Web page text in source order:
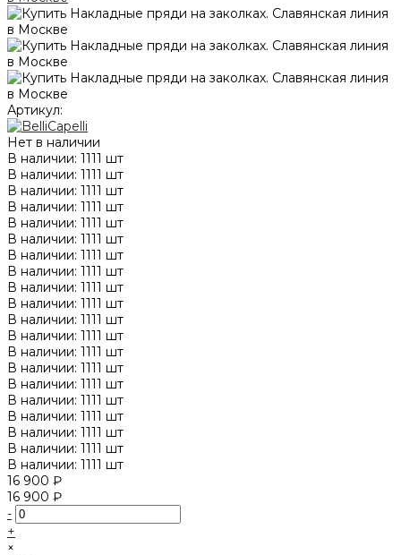
Артикул:
Нет в наличии
В наличии: 1111 шт
В наличии: 1111 шт
В наличии: 1111 шт
В наличии: 1111 шт
В наличии: 1111 шт
В наличии: 1111 шт
В наличии: 1111 шт
В наличии: 1111 шт
В наличии: 1111 шт
В наличии: 1111 шт
В наличии: 1111 шт
В наличии: 1111 шт
В наличии: 1111 шт
В наличии: 1111 шт
В наличии: 1111 шт
В наличии: 1111 шт
В наличии: 1111 шт
В наличии: 1111 шт
В наличии: 1111 шт
В наличии: 1111 шт
16 900 ₽
16 900 ₽
-
+
×